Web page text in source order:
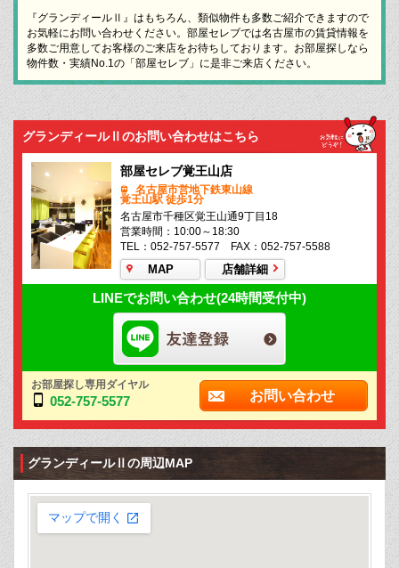
『グランディールⅡ』はもちろん、類似物件も多数ご紹介できますので
お気軽にお問い合わせください。部屋セレブでは名古屋市の賃貸情報を
多数ご用意してお客様のご来店をお待ちしております。お部屋探しなら
物件数・実績No.1の「部屋セレブ」に是非ご来店ください。
グランディールⅡのお問い合わせはこちら
部屋セレブ覚王山店
名古屋市営地下鉄東山線
覚王山駅 徒歩1分
名古屋市千種区覚王山通9丁目18
営業時間：10:00～18:30
TEL：052-757-5577 FAX：052-757-5588
MAP 店舗詳細
LINEでお問い合わせ(24時間受付中)
お部屋探し専用ダイヤル
052-757-5577 お問い合わせ
グランディールⅡの周辺MAP